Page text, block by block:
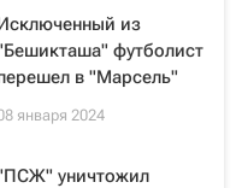
из
футболист
в "Марсель"
января 2024
уничтожил